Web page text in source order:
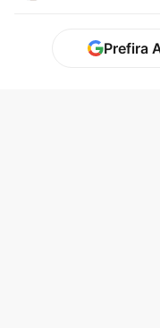
Prefira